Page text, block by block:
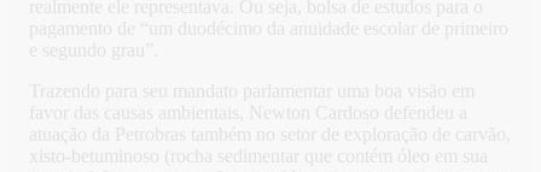
realmente ele representava. Ou seja, bolsa de estudos para o
pagamento de “um duodécimo da anuidade escolar de primeiro
e segundo grau”.
Trazendo para seu mandato parlamentar uma boa visão em
favor das causas ambientais, Newton Cardoso defendeu a
atuação da Petrobras também no setor de exploração de carvão,
xisto-betuminoso (rocha sedimentar que contém óleo em sua